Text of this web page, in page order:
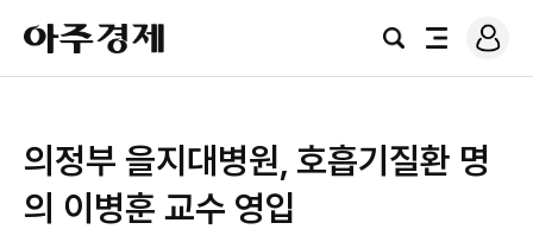
아
주
경
검
전
로
그
의정부 을지대병원, 호흡기질환 명
의 이병훈 교수 영입